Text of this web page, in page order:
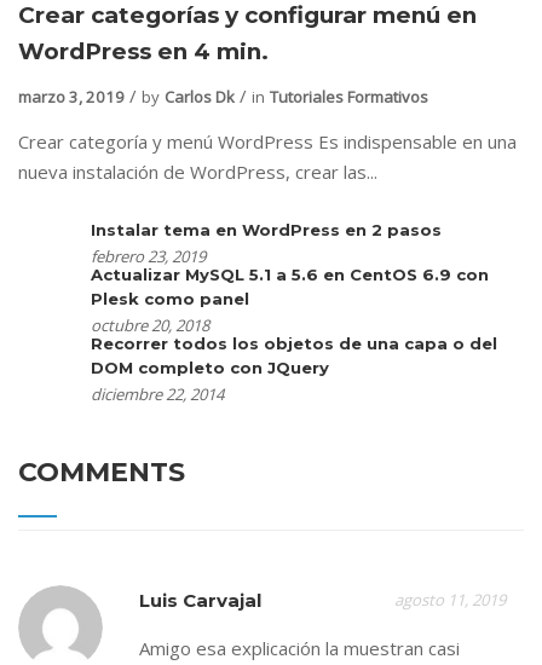
Crear categorías y configurar menú en
WordPress en 4 min.
marzo 3, 2019 by Carlos Dk in Tutoriales Formativos
Crear categoría y menú WordPress Es indispensable en una
nueva instalación de WordPress, crear las...
Instalar tema en WordPress en 2 pasos
febrero 23, 2019
Actualizar MySQL 5.1 a 5.6 en CentOS 6.9 con
Plesk como panel
octubre 20, 2018
Recorrer todos los objetos de una capa o del
DOM completo con JQuery
diciembre 22, 2014
COMMENTS
Luis Carvajal agosto 11, 2019
Amigo esa explicación la muestran casi